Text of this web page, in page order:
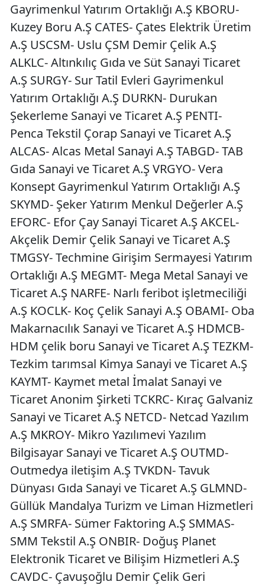
Gayrimenkul Yatırım Ortaklığı A.Ş KBORU-
Kuzey Boru A.Ş CATES- Çates Elektrik Üretim
A.Ş USCSM- Uslu ÇSM Demir Çelik A.Ş
ALKLC- Altınkılıç Gıda ve Süt Sanayi Ticaret
A.Ş SURGY- Sur Tatil Evleri Gayrimenkul
Yatırım Ortaklığı A.Ş DURKN- Durukan
Şekerleme Sanayi ve Ticaret A.Ş PENTI-
Penca Tekstil Çorap Sanayi ve Ticaret A.Ş
ALCAS- Alcas Metal Sanayi A.Ş TABGD- TAB
Gıda Sanayi ve Ticaret A.Ş VRGYO- Vera
Konsept Gayrimenkul Yatırım Ortaklığı A.Ş
SKYMD- Şeker Yatırım Menkul Değerler A.Ş
EFORC- Efor Çay Sanayi Ticaret A.Ş AKCEL-
Akçelik Demir Çelik Sanayi ve Ticaret A.Ş
TMGSY- Techmine Girişim Sermayesi Yatırım
Ortaklığı A.Ş MEGMT- Mega Metal Sanayi ve
Ticaret A.Ş NARFE- Narlı feribot işletmeciliği
A.Ş KOCLK- Koç Çelik Sanayi A.Ş OBAMI- Oba
Makarnacılık Sanayi ve Ticaret A.Ş HDMCB-
HDM çelik boru Sanayi ve Ticaret A.Ş TEZKM-
Tezkim tarımsal Kimya Sanayi ve Ticaret A.Ş
KAYMT- Kaymet metal İmalat Sanayi ve
Ticaret Anonim Şirketi TCKRC- Kıraç Galvaniz
Sanayi ve Ticaret A.Ş NETCD- Netcad Yazılım
A.Ş MKROY- Mikro Yazılımevi Yazılım
Bilgisayar Sanayi ve Ticaret A.Ş OUTMD-
Outmedya iletişim A.Ş TVKDN- Tavuk
Dünyası Gıda Sanayi ve Ticaret A.Ş GLMND-
Güllük Mandalya Turizm ve Liman Hizmetleri
A.Ş SMRFA- Sümer Faktoring A.Ş SMMAS-
SMM Tekstil A.Ş ONBIR- Doğuş Planet
Elektronik Ticaret ve Bilişim Hizmetleri A.Ş
CAVDC- Çavuşoğlu Demir Çelik Geri